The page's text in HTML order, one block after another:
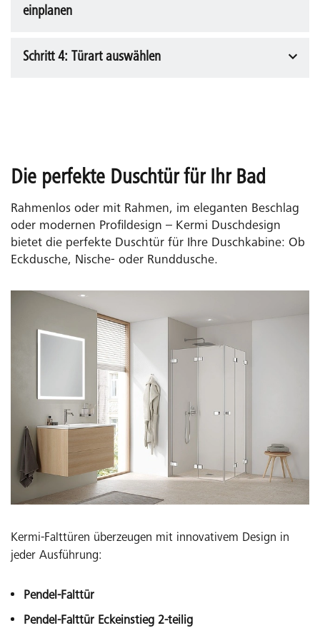
benötigen und wie oft die Tür genutzt wird. Prüfen
einplanen
Planen Sie einen Badheizkörper oder Handtuchhalter
Schritt 4: Türart auswählen
Ideal für kleine Badezimmer, da sie auf Schienen
gleitet und keinen zusätzlichen Platz benötigt.
Finden Sie die perfekte Dusche mit Gleittür für Ihr Bad
Pendeltür
Die perfekte Duschtür für Ihr Bad
Rahmenlos oder mit Rahmen, im eleganten Beschlag
oder modernen Profildesign – Kermi Duschdesign
bietet die perfekte Duschtür für Ihre Duschkabine: Ob
Eckdusche, Nische- oder Runddusche.
Kermi-Falttüren überzeugen mit innovativem Design in
jeder Ausführung:
Pendel-Falttür
Pendel-Falttür Eckeinstieg 2-teilig